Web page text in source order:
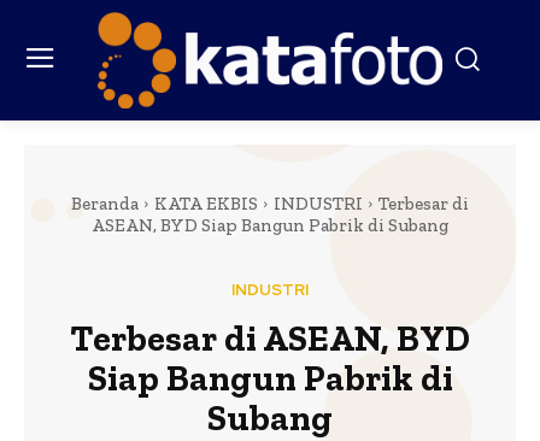
Beranda KATA EKBIS INDUSTRI
Terbesar di
ASEAN, BYD Siap Bangun Pabrik di Subang
INDUSTRI
Terbesar di ASEAN, BYD
Siap Bangun Pabrik di
Subang